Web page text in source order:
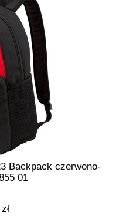
Backpack czerwono-
01